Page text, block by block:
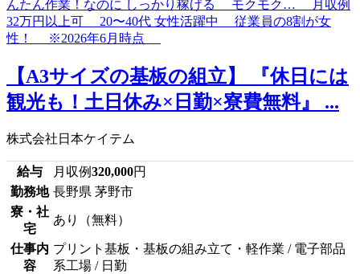
【A3サイズの基板の組立】 『休日には
観光も！土日休み×日勤×寮費無料』 ...
株式会社日本ケイテム
給与 月収例320,000円
勤務地 長野県 茅野市
寮・社
宅
あり（無料）
仕事内
容
プリント基板・基板の組み立て・軽作業 / 電子部品
系工場 / 日勤